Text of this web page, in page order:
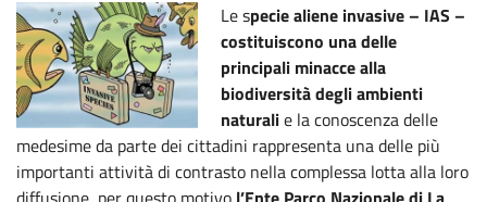
Le specie aliene invasive – IAS –
costituiscono una delle
principali minacce alla
biodiversità degli ambienti
naturalie la conoscenza delle
medesime da parte dei cittadini rappresenta una delle più
importanti attività di contrasto nella complessa lotta alla loro